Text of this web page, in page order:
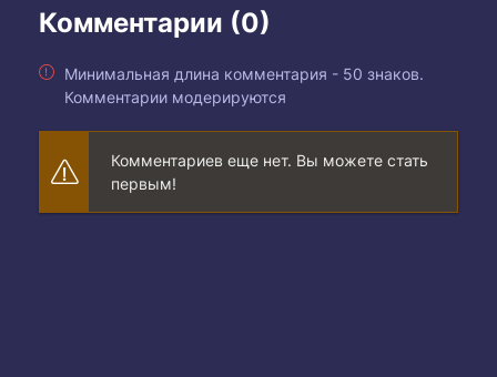
Комментарии (0)
Минимальная длина комментария - 50 знаков.
Комментарии модерируются
Комментариев еще нет. Вы можете стать
первым!